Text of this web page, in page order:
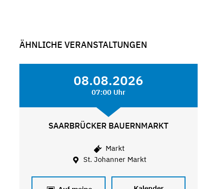
ÄHNLICHE VERANSTALTUNGEN
08.08.2026
07:00 Uhr
SAARBRÜCKER BAUERNMARKT
Markt
St. Johanner Markt